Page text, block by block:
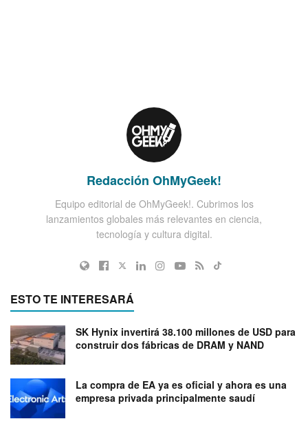
Redacción OhMyGeek!
Equipo editorial de OhMyGeek!. Cubrimos los
lanzamientos globales más relevantes en ciencia,
tecnología y cultura digital.
ESTO TE INTERESARÁ
SK Hynix invertirá 38.100 millones de USD para
construir dos fábricas de DRAM y NAND
La compra de EA ya es oficial y ahora es una
empresa privada principalmente saudí